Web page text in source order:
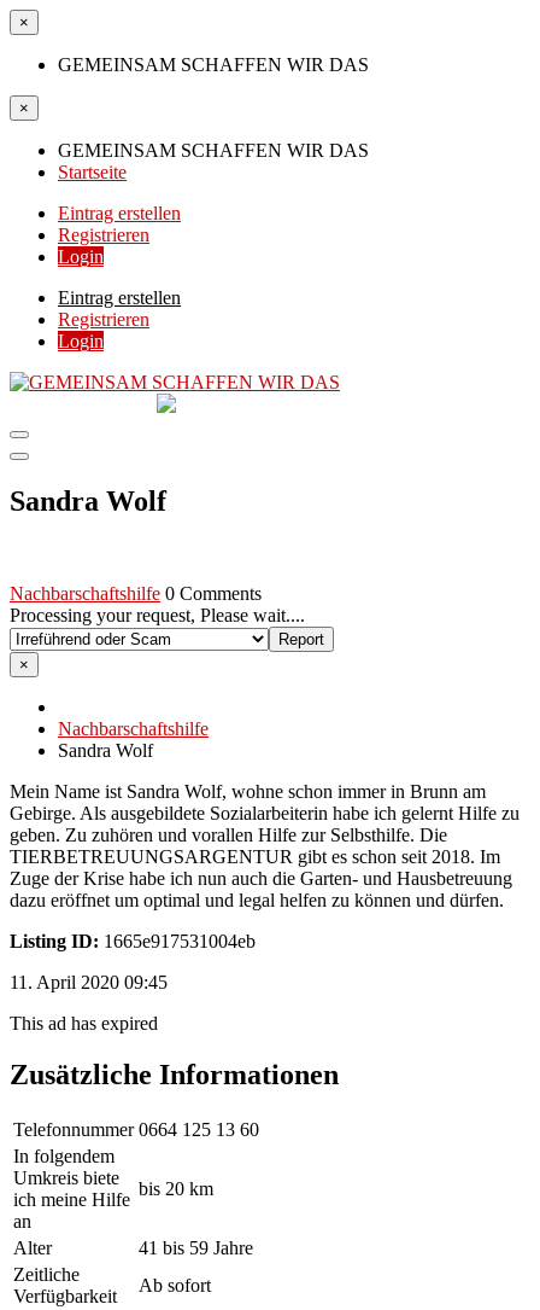
×
GEMEINSAM SCHAFFEN WIR DAS
×
GEMEINSAM SCHAFFEN WIR DAS
Startseite
Eintrag erstellen
Registrieren
Login
Eintrag erstellen
Registrieren
Login
Sandra Wolf
Nachbarschaftshilfe 0 Comments
Processing your request, Please wait....
×
Nachbarschaftshilfe
Sandra Wolf
Mein Name ist Sandra Wolf, wohne schon immer in Brunn am
Gebirge. Als ausgebildete Sozialarbeiterin habe ich gelernt Hilfe zu
geben. Zu zuhören und vorallen Hilfe zur Selbsthilfe. Die
TIERBETREUUNGSARGENTUR gibt es schon seit 2018. Im
Zuge der Krise habe ich nun auch die Garten- und Hausbetreuung
dazu eröffnet um optimal und legal helfen zu können und dürfen.
Listing ID: 1665e917531004eb
11. April 2020 09:45
This ad has expired
Zusätzliche Informationen
Telefonnummer 0664 125 13 60
In folgendem
Umkreis biete
ich meine Hilfe
an
bis 20 km
Alter
41 bis 59 Jahre
Zeitliche
Verfügbarkeit
Ab sofort